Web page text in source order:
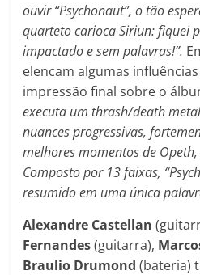
ouvir “Psychonaut”, o tão
quarteto carioca Siriun: fiquei
impactado e sem palavras!”.
elencam algumas
impressão final sobre o
executa um thrash/death
nuances progressivas,
melhores momentos de
Composto por 13 faixas,
resumido em uma única
Alexandre Castellan
Fernandes(guitarra),
Braulio Drumond(bateria)